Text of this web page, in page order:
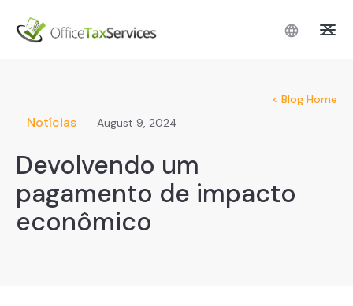
Notícias August 9, 2024
< Blog Home
Devolvendo um
pagamento de impacto
econômico